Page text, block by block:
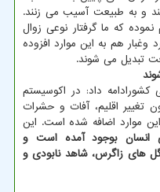
و به طبیعت آسیب می زنند.
که ما گرفتار نوعی زوال
هم به این موارد افزوده
تبدیل می شوند.
کشورادامه داد: در اکوسیستم
اقلیم، آفات و حشرات
موارد اضافه شده است. این
انسان بوجود آمده است و
های زاگرس، شاهد نابودی و